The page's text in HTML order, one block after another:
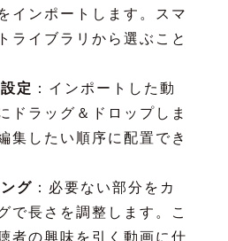
インポートします。スマ
ライブラリから選ぶこと
定 ：インポートした動
ドラッグ＆ドロップしま
集したい順序に配置でき
グ ：必要ない部分をカ
で長さを調整します。こ
者の興味を引く動画に仕